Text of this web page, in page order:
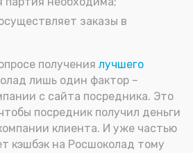
заказы в
получения лучшего
лишь один фактор –
с сайта посредника. Это
посредник получил деньги
клиента. И уже частью
кэшбэк на Росшоколад тому